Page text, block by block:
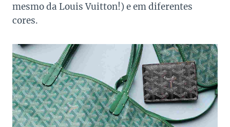
mesmo da Louis Vuitton!) e em diferentes
cores.